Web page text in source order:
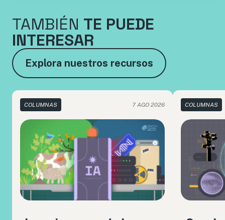
TAMBIÉN TE PUEDE
INTERESAR
Explora nuestros recursos
COLUMNAS 7 AGO 2026 COLUMNAS